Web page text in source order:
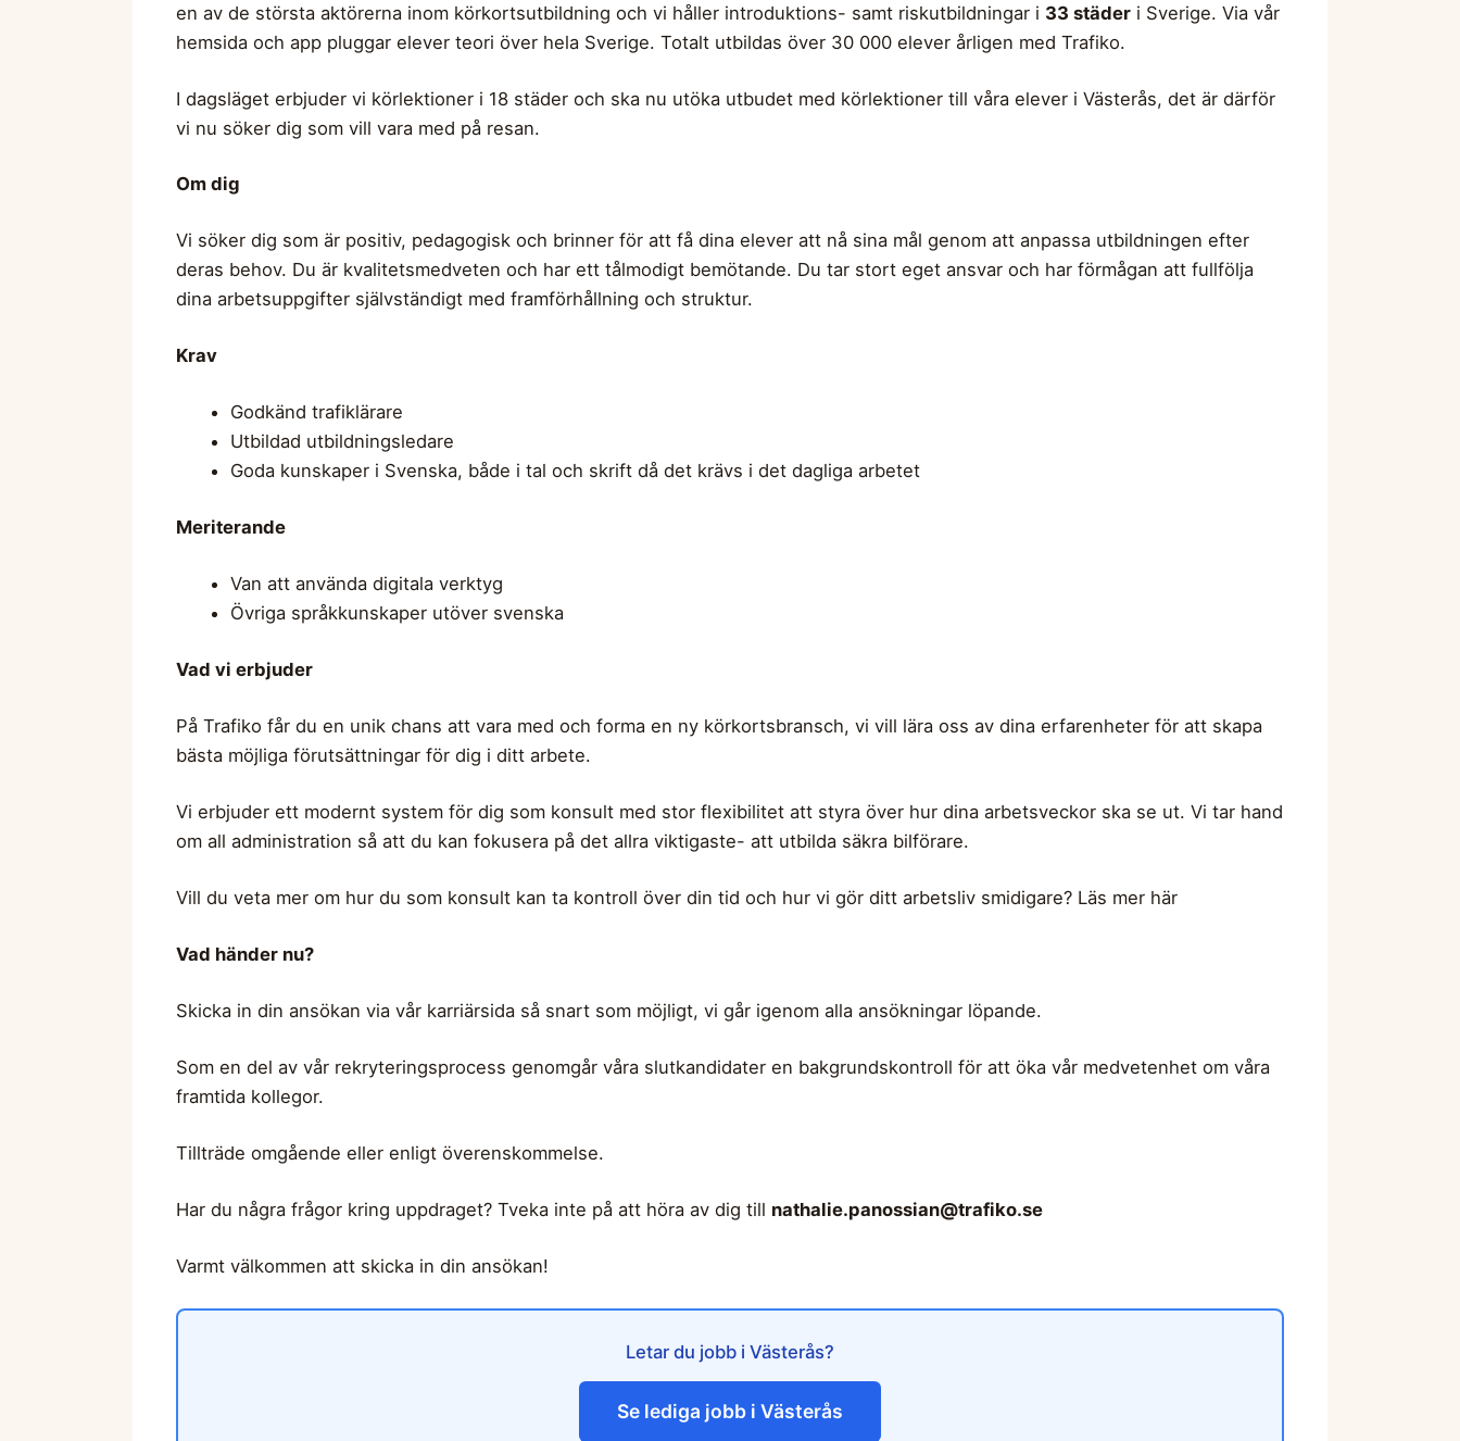
en av de största aktörerna inom körkortsutbildning och vi håller introduktions- samt riskutbildningar i 33 städer i Sverige. Via vår
hemsida och app pluggar elever teori över hela Sverige. Totalt utbildas över 30 000 elever årligen med Trafiko.
I dagsläget erbjuder vi körlektioner i 18 städer och ska nu utöka utbudet med körlektioner till våra elever i Västerås, det är därför
vi nu söker dig som vill vara med på resan.
Om dig
Vi söker dig som är positiv, pedagogisk och brinner för att få dina elever att nå sina mål genom att anpassa utbildningen efter
deras behov. Du är kvalitetsmedveten och har ett tålmodigt bemötande. Du tar stort eget ansvar och har förmågan att fullfölja
dina arbetsuppgifter självständigt med framförhållning och struktur.
Krav
Godkänd trafiklärare
Utbildad utbildningsledare
Goda kunskaper i Svenska, både i tal och skrift då det krävs i det dagliga arbetet
Meriterande
Van att använda digitala verktyg
Övriga språkkunskaper utöver svenska
Vad vi erbjuder
På Trafiko får du en unik chans att vara med och forma en ny körkortsbransch, vi vill lära oss av dina erfarenheter för att skapa
bästa möjliga förutsättningar för dig i ditt arbete.
Vi erbjuder ett modernt system för dig som konsult med stor flexibilitet att styra över hur dina arbetsveckor ska se ut. Vi tar hand
om all administration så att du kan fokusera på det allra viktigaste- att utbilda säkra bilförare.
Vill du veta mer om hur du som konsult kan ta kontroll över din tid och hur vi gör ditt arbetsliv smidigare? Läs mer här
Vad händer nu?
Skicka in din ansökan via vår karriärsida så snart som möjligt, vi går igenom alla ansökningar löpande.
Som en del av vår rekryteringsprocess genomgår våra slutkandidater en bakgrundskontroll för att öka vår medvetenhet om våra
framtida kollegor.
Tillträde omgående eller enligt överenskommelse.
Har du några frågor kring uppdraget? Tveka inte på att höra av dig till nathalie.panossian@trafiko.se
Varmt välkommen att skicka in din ansökan!
Letar du jobb i Västerås?
Se lediga jobb i Västerås